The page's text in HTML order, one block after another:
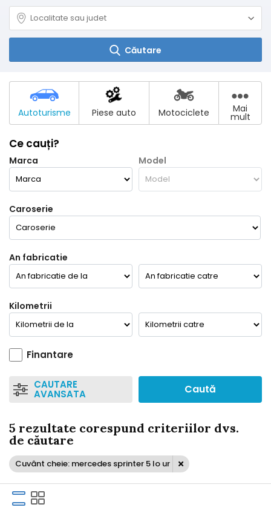
Căutare
Autoturisme Piese auto Motociclete Mai
mult
Ce cauți?
Marca Model
Caroserie
An fabricatie
Kilometrii
Finantare
CAUTARE
AVANSATA Caută
5 rezultate corespund criteriilor dvs.
de căutare
Cuvânt cheie: mercedes sprinter 5 lo ur